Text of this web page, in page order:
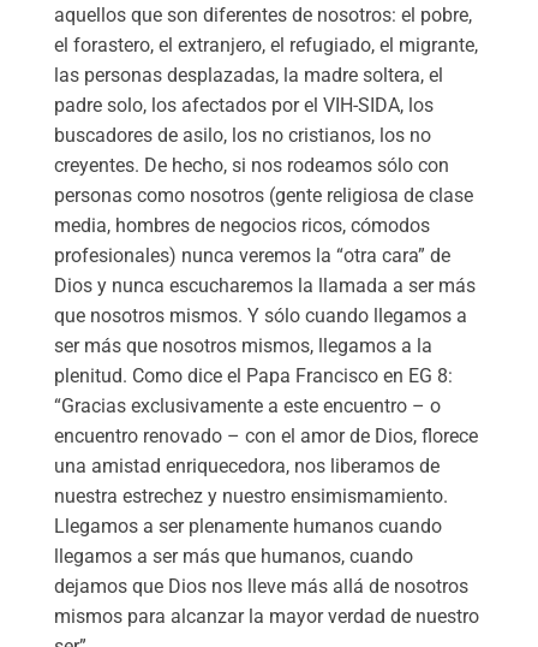
aquellos que son diferentes de nosotros: el pobre,
el forastero, el extranjero, el refugiado, el migrante,
las personas desplazadas, la madre soltera, el
padre solo, los afectados por el VIH-SIDA, los
buscadores de asilo, los no cristianos, los no
creyentes. De hecho, si nos rodeamos sólo con
personas como nosotros (gente religiosa de clase
media, hombres de negocios ricos, cómodos
profesionales) nunca veremos la “otra cara” de
Dios y nunca escucharemos la llamada a ser más
que nosotros mismos. Y sólo cuando llegamos a
ser más que nosotros mismos, llegamos a la
plenitud. Como dice el Papa Francisco en EG 8:
“Gracias exclusivamente a este encuentro – o
encuentro renovado – con el amor de Dios, florece
una amistad enriquecedora, nos liberamos de
nuestra estrechez y nuestro ensimismamiento.
Llegamos a ser plenamente humanos cuando
llegamos a ser más que humanos, cuando
dejamos que Dios nos lleve más allá de nosotros
mismos para alcanzar la mayor verdad de nuestro